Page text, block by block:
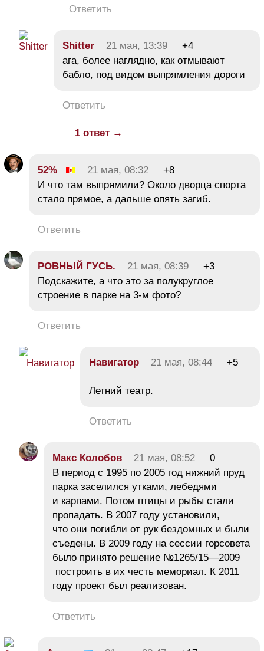
Ответить
Shitter 21 мая, 13:39
+4
ага, более наглядно, как отмывают
бабло, под видом выпрямления дороги
Ответить
1 ответ →
52% 21 мая, 08:32
+8
И что там выпрямили? Около дворца спорта
стало прямое, а дальше опять загиб.
Ответить
РОВНЫЙ ГУСЬ. 21 мая, 08:39
+3
Подскажите, а что это за полукруглое
строение в парке на 3-м фото?
Ответить
Навигатор 21 мая, 08:44 +5
Летний театр.
Ответить
Макс Колобов 21 мая, 08:52
0
В период с 1995 по 2005 год нижний пруд
парка заселился утками, лебедями
и карпами. Потом птицы и рыбы стали
пропадать. В 2007 году установили,
что они погибли от рук бездомных и были
съедены. В 2009 году на сессии горсовета
было принято решение №1265/15—2009
построить в их честь мемориал. К 2011
году проект был реализован.
Ответить